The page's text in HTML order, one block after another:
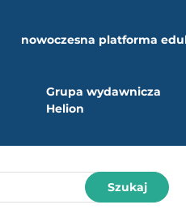
nowoczesna platforma
Grupa wydawnicza
Helion
Szukaj